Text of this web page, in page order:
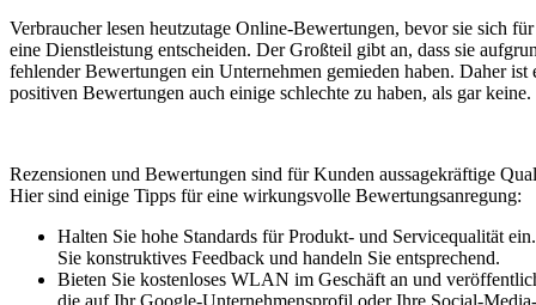
Verbraucher lesen heutzutage Online-Bewertungen, bevor sie sich
eine Dienstleistung entscheiden. Der Großteil gibt an, dass sie
fehlender Bewertungen ein Unternehmen gemieden haben. Daher ist
positiven Bewertungen auch einige schlechte zu haben, als gar keine.
Rezensionen und Bewertungen sind für Kunden aussagekräftige
Hier sind einige Tipps für eine wirkungsvolle Bewertungsanregung:
Halten Sie hohe Standards für Produkt- und Servicequalität
Sie konstruktives Feedback und handeln Sie entsprechend.
Bieten Sie kostenloses WLAN im Geschäft an und
die auf Ihr Google-Unternehmensprofil oder Ihre Social-